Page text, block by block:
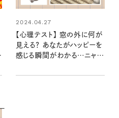
2024.04.27
【心理テスト】 窓の外に何が
見える？ あなたがハッピーを
感じる瞬間がわかる…ニャ！：